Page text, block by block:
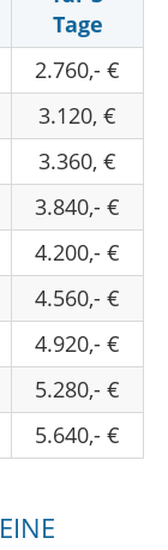
Tage
2.760,- €
3.120, €
3.360, €
3.840,- €
4.200,- €
4.560,- €
4.920,- €
5.280,- €
5.640,- €